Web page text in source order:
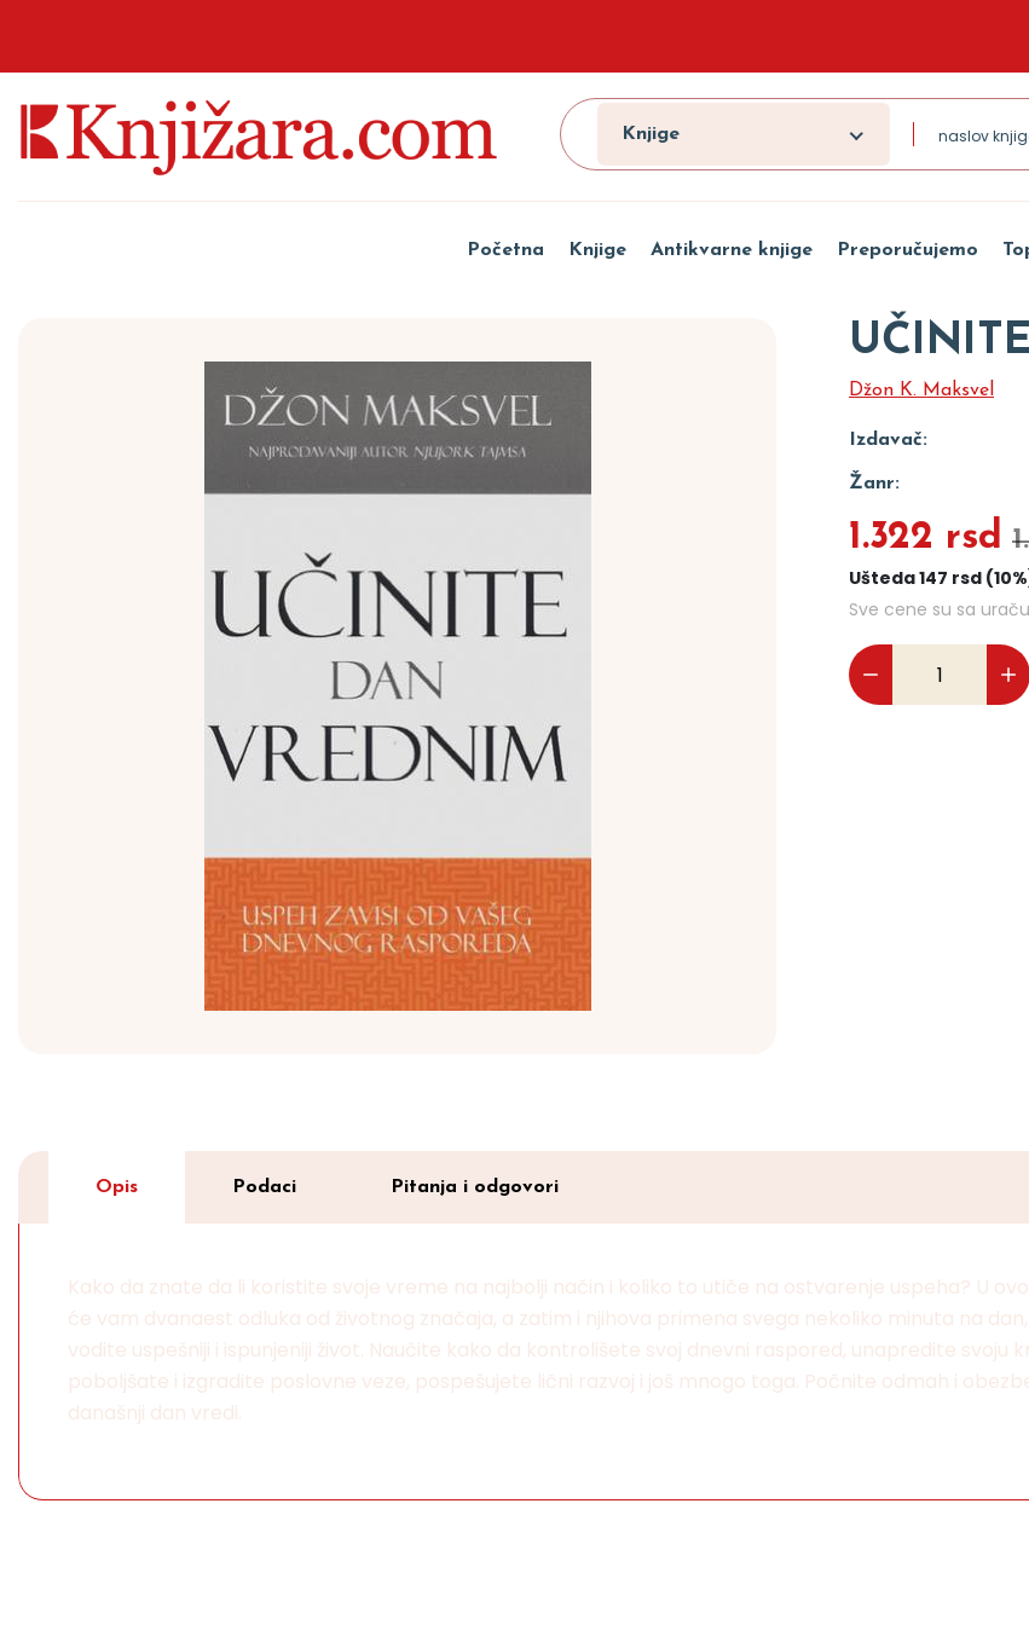
Knjige
Početna Knjige Antikvarne knjige Preporučujemo
Džon K. Maksvel
Izdavač:
Žanr:
1.322 rsd
Ušteda 147 rsd
Sve cene su sa
Opis Podaci Pitanja i odgovori
Kako da znate da li koristite svoje vreme na najbolji način i koliko to utiče na ostvarenje uspeha? U
će vam dvanaest odluka od životnog značaja, a zatim i njihova primena svega nekoliko minuta na
vodite uspešniji i ispunjeniji život. Naučite kako da kontrolišete svoj dnevni raspored, unapredite
poboljšate i izgradite poslovne veze, pospešujete lični razvoj i još mnogo toga. Počnite odmah i
današnji dan vredi.